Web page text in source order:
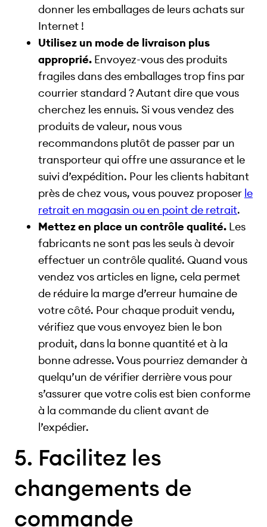
donner les emballages de leurs achats sur
Internet !
Utilisez un mode de livraison plus
approprié. Envoyez-vous des produits
fragiles dans des emballages trop fins par
courrier standard ? Autant dire que vous
cherchez les ennuis. Si vous vendez des
produits de valeur, nous vous
recommandons plutôt de passer par un
transporteur qui offre une assurance et le
suivi d’expédition. Pour les clients habitant
près de chez vous, vous pouvez proposer le
retrait en magasin ou en point de retrait.
Mettez en place un contrôle qualité. Les
fabricants ne sont pas les seuls à devoir
effectuer un contrôle qualité. Quand vous
vendez vos articles en ligne, cela permet
de réduire la marge d’erreur humaine de
votre côté. Pour chaque produit vendu,
vérifiez que vous envoyez bien le bon
produit, dans la bonne quantité et à la
bonne adresse. Vous pourriez demander à
quelqu’un de vérifier derrière vous pour
s’assurer que votre colis est bien conforme
à la commande du client avant de
l’expédier.
5. Facilitez les
changements de
commande